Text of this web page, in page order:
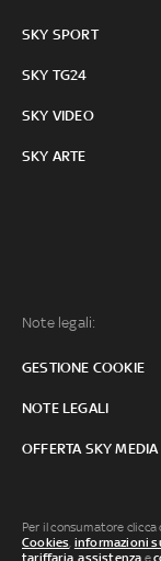
SKY SPORT
SKY TG24
SKY VIDEO
SKY ARTE
Note legali:
GESTIONE COOKIE
NOTE LEGALI
OFFERTA SKY MEDIA
Per il consumatore
Cookies, informazioni